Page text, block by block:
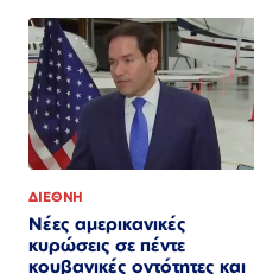
ΔΙΕΘΝΗ
Νέες αμερικανικές
κυρώσεις σε πέντε
κουβανικές οντότητες και